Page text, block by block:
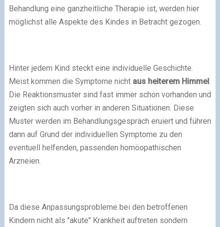
Behandlung eine ganzheitliche Therapie ist, werden hier
möglichst alle Aspekte des Kindes in Betracht gezogen.
Hinter jedem Kind steckt eine individuelle Geschichte.
Meist kommen die Symptome nicht aus heiterem Himmel.
Die Reaktionsmuster sind fast immer schon vorhanden und
zeigten sich auch vorher in anderen Situationen. Diese
Muster werden im Behandlungsgespräch eruiert und führen
dann auf Grund der individuellen Symptome zu den
eventuell helfenden, passenden homöopathischen
Arzneien.
Da diese Anpassungsprobleme bei den betroffenen
Kindern nicht als "akute" Krankheit auftreten sondern